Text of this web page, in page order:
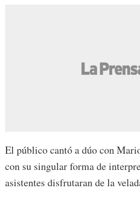
El público cantó a dúo con
con su singular forma de
asistentes disfrutaran de la